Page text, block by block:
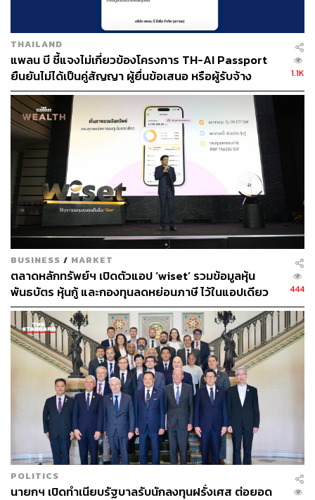
TAGS: ธงชัย บุศราพันธ์
บมจ.โนเบิล ดีเวลลอปเมนท์ (NOBLE)
NOBLE
53
ABOUT THE AUTHOR
ศนิชา ละครพล
THE STANDARD WEALTH Editor
THAILAND
แพลน บี ชี้แจงไม่เกี่ยวข้องโครงการ TH-AI Passport
ยืนยันไม่ได้เป็นคู่สัญญา ผู้ยื่นข้อเสนอ หรือผู้รับจ้าง
1.1K
BUSINESS / MARKET
ตลาดหลักทรัพย์ฯ เปิดตัวแอป ‘wiset’ รวมข้อมูลหุ้น
พันธบัตร หุ้นกู้ และกองทุนลดหย่อนภาษี ไว้ในแอปเดียว
444
POLITICS
นายกฯ เปิดทำเนียบรัฐบาลรับนักลงทุนฝรั่งเศส ต่อยอด